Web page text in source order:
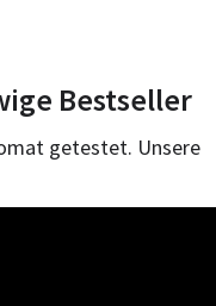
Bestseller
getestet. Unsere